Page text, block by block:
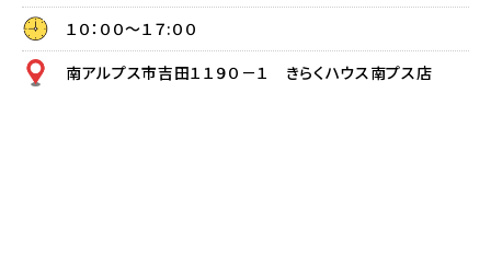
１０：００～１７:００
南アルプス市吉田１１９０－１ きらくハウス南プス店